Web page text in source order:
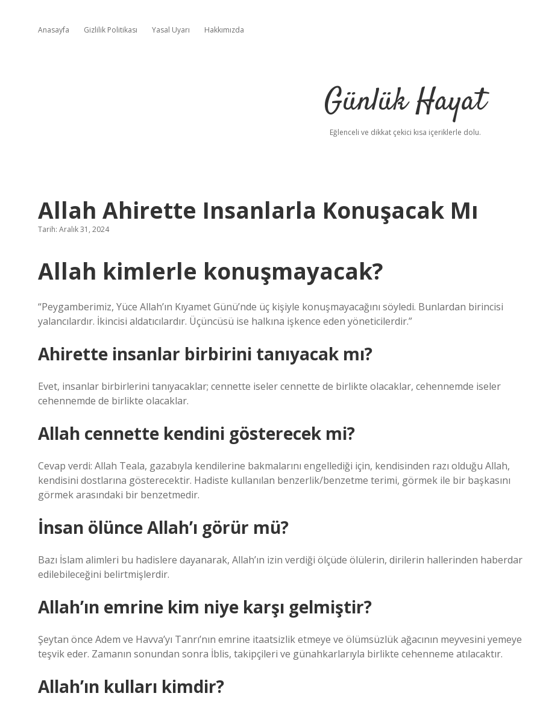
Anasayfa Gizlilik Politikası Yasal Uyarı Hakkımızda
Günlük Hayat
Eğlenceli ve dikkat çekici kısa içeriklerle dolu.
Allah Ahirette Insanlarla Konuşacak Mı
Tarih: Aralık 31, 2024
Allah kimlerle konuşmayacak?
“Peygamberimiz, Yüce Allah’ın Kıyamet Günü’nde üç kişiyle konuşmayacağını söyledi. Bunlardan birincisi
yalancılardır. İkincisi aldatıcılardır. Üçüncüsü ise halkına işkence eden yöneticilerdir.”
Ahirette insanlar birbirini tanıyacak mı?
Evet, insanlar birbirlerini tanıyacaklar; cennette iseler cennette de birlikte olacaklar, cehennemde iseler
cehennemde de birlikte olacaklar.
Allah cennette kendini gösterecek mi?
Cevap verdi: Allah Teala, gazabıyla kendilerine bakmalarını engellediği için, kendisinden razı olduğu Allah,
kendisini dostlarına gösterecektir. Hadiste kullanılan benzerlik/benzetme terimi, görmek ile bir başkasını
görmek arasındaki bir benzetmedir.
İnsan ölünce Allah’ı görür mü?
Bazı İslam alimleri bu hadislere dayanarak, Allah’ın izin verdiği ölçüde ölülerin, dirilerin hallerinden haberdar
edilebileceğini belirtmişlerdir.
Allah’ın emrine kim niye karşı gelmiştir?
Şeytan önce Adem ve Havva’yı Tanrı’nın emrine itaatsizlik etmeye ve ölümsüzlük ağacının meyvesini yemeye
teşvik eder. Zamanın sonundan sonra İblis, takipçileri ve günahkarlarıyla birlikte cehenneme atılacaktır.
Allah’ın kulları kimdir?